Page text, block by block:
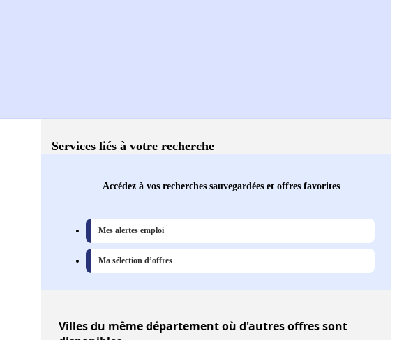
Services liés à votre recherche
Accédez à vos recherches sauvegardées et offres favorites
Mes alertes emploi
Ma sélection d’offres
Villesdu même département où d'autres offres sont